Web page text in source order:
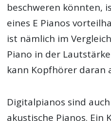
beschweren könnten,
eines E Pianos
ist nämlich im
Piano in der
kann Kopfhörer daran
Digitalpianos sind
akustische Pianos. Ein